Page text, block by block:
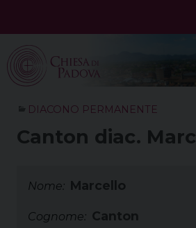
DIACONO PERMANENTE
Canton diac.
Nome: Marcello
Cognome: Canton